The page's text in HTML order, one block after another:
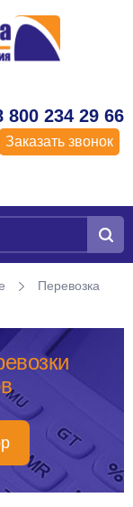
800 234 29 66
Заказать звонок
Перевозка